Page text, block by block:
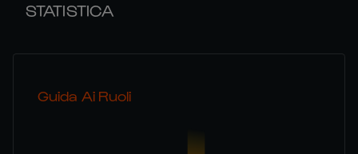
STATISTICA
Guida Ai Ruoli